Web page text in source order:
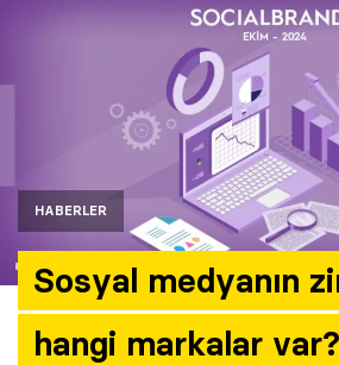
HABERLER
Sosyal medyanın
hangi markalar var?